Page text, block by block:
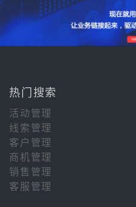
热门搜索
活动管理
线索管理
客户管理
商机管理
销售管理
客服管理